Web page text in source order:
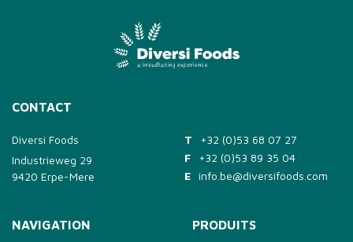
CONTACT
Diversi Foods
Industrieweg 29
9420 Erpe-Mere
T
+32 (0)53 68 07 27
F
+32 (0)53 89 35 04
E info.be@diversifoods.com
NAVIGATION PRODUITS